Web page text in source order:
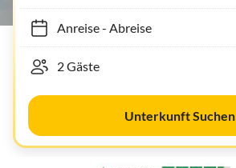
Anreise- Abreise
Unterkunft Suchen